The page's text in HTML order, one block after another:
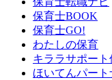
保育士BOOK
保育士GO!
わたしの保育
キララサポート
ほいてんパート